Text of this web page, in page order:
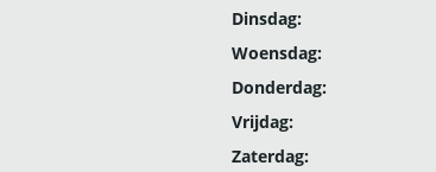
Dinsdag:
Woensdag:
Donderdag:
Vrijdag:
Zaterdag: